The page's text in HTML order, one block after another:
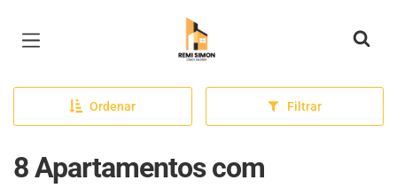
Página inicial
Ordenar Filtrar
8 Apartamentos com